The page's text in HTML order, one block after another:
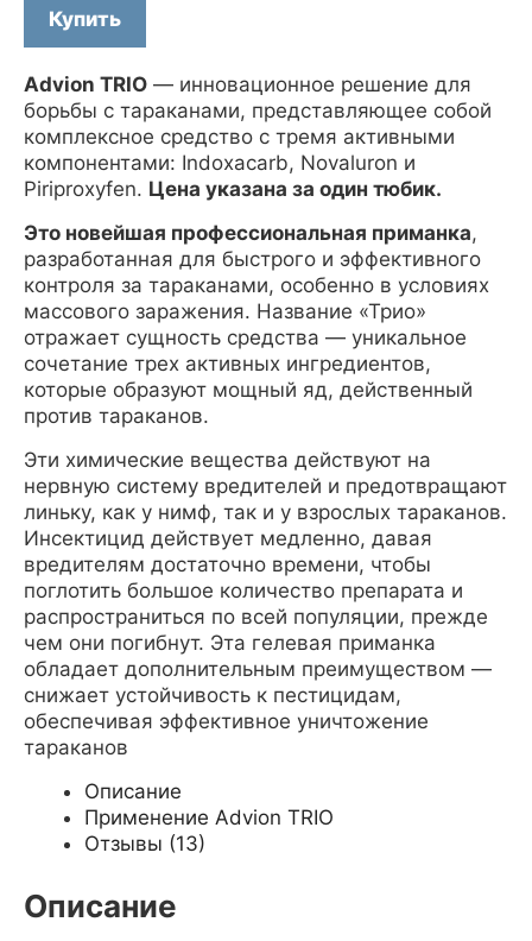
Advion TRIO — инновационное решение для
борьбы с тараканами, представляющее собой
комплексное средство с тремя активными
компонентами: Indoxacarb, Novaluron и
Piriproxyfen. Цена указана за один тюбик.
Это новейшая профессиональная приманка,
разработанная для быстрого и эффективного
контроля за тараканами, особенно в условиях
массового заражения. Название «Трио»
отражает сущность средства — уникальное
сочетание трех активных ингредиентов,
которые образуют мощный яд, действенный
против тараканов.
Эти химические вещества действуют на
нервную систему вредителей и предотвращают
линьку, как у нимф, так и у взрослых тараканов.
Инсектицид действует медленно, давая
вредителям достаточно времени, чтобы
поглотить большое количество препарата и
распространиться по всей популяции, прежде
чем они погибнут. Эта гелевая приманка
обладает дополнительным преимуществом —
снижает устойчивость к пестицидам,
обеспечивая эффективное уничтожение
тараканов
(шприц,
30
г.)
от
тараканов
Advion
TRIO,
приманка
с
тремя
инсектицидами.
Изг.
февраль,
2026
г.
Купить
Описание
Применение Advion TRIO
Отзывы (13)
Описание